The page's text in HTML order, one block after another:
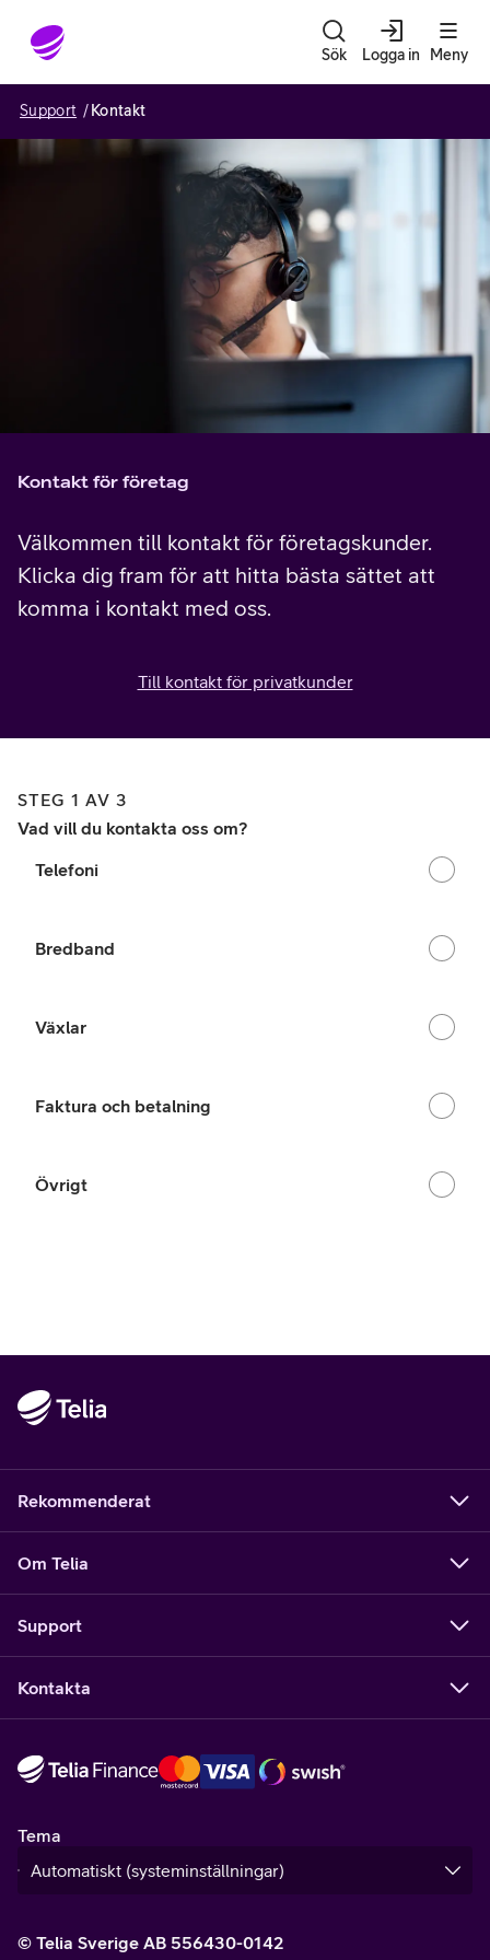
Gå till sidans innehåll
Sök Logga in Meny
Support Kontakt
Kontakt för företag
Välkommen till kontakt för företagskunder.
Klicka dig fram för att hitta bästa sättet att
komma i kontakt med oss.
Till kontakt för privatkunder
STEG 1 AV 3
Vad vill du kontakta oss om?
Telefoni
Bredband
Växlar
Faktura och betalning
Övrigt
Rekommenderat
Om Telia
Support
Kontakta
Tema
© Telia Sverige AB 556430-0142